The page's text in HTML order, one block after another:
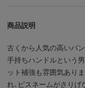
商品説明
古くから人気の高いバ
手持ちハンドルという
ット補強も雰囲気あり
れ、ピスネームがさり